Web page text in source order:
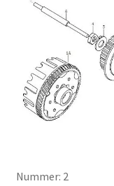
Nummer: 2